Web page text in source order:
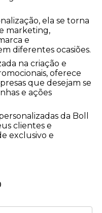
ela se torna
marketing,
e
diferentes ocasiões.
na criação e
oferece
que desejam se
e ações
da Boll
clientes e
exclusivo e